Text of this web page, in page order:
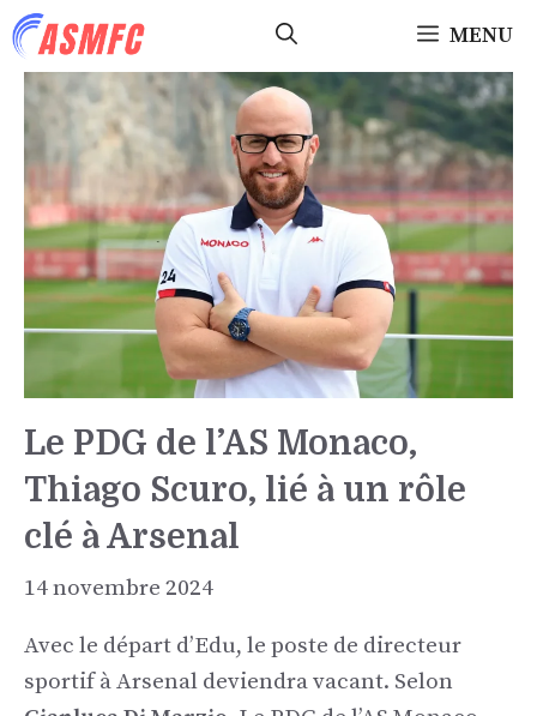
Aller
au
contenu
MENU
Le PDG de l’AS Monaco,
Thiago Scuro, lié à un rôle
clé à Arsenal
14 novembre 2024
Avec le départ d’Edu, le poste de directeur
sportif à Arsenal deviendra vacant. Selon